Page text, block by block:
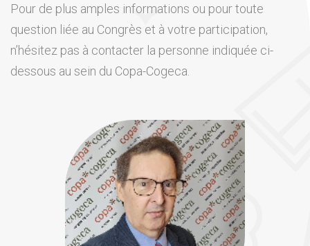
Pour de plus amples informations ou pour toute
question liée au Congrès et à votre participation,
n’hésitez pas à contacter la personne indiquée ci-
dessous au sein du Copa-Cogeca.